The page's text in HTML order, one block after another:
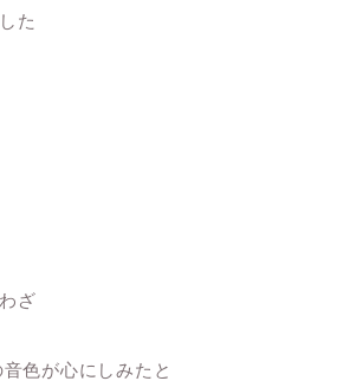
た
ざ
色が心にしみたと